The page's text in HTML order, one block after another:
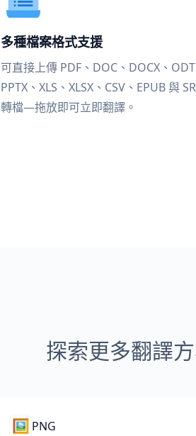
多種檔案格式支援
可直接上傳 PDF、DOC、DOCX、ODT
PPTX、XLS、XLSX、CSV、EPUB 與
轉檔—拖放即可立即翻譯。
探索更多翻譯
🖼️ PNG